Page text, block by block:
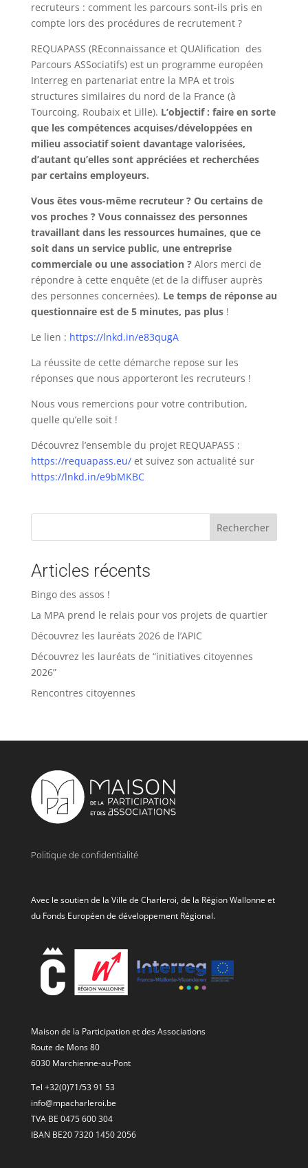
recruteurs : comment les parcours sont-ils pris en
compte lors des procédures de recrutement ?
REQUAPASS (REconnaissance et QUAlification des
Parcours ASSociatifs) est un programme européen
Interreg en partenariat entre la MPA et trois
structures similaires du nord de la France (à
Tourcoing, Roubaix et Lille). L’objectif : faire en sorte
que les compétences acquises/développées en
milieu associatif soient davantage valorisées,
d’autant qu’elles sont appréciées et recherchées
par certains employeurs.
Vous êtes vous-même recruteur ? Ou certains de
vos proches ? Vous connaissez des personnes
travaillant dans les ressources humaines, que ce
soit dans un service public, une entreprise
commerciale ou une association ?Alors merci de
répondre à cette enquête (et de la diffuser auprès
des personnes concernées). Le temps de réponse au
questionnaire est de 5 minutes, pas plus!
Le lien : https://lnkd.in/e83qugA
La réussite de cette démarche repose sur les
réponses que nous apporteront les recruteurs !
Nous vous remercions pour votre contribution,
quelle qu’elle soit !
Découvrez l’ensemble du projet REQUAPASS :
https://requapass.eu/et suivez son actualité sur
https://lnkd.in/e9bMKBC
Rechercher
Articles récents
Bingo des assos !
La MPA prend le relais pour vos projets de quartier
Découvrez les lauréats 2026 de l’APIC
Découvrez les lauréats de “initiatives citoyennes
2026”
Rencontres citoyennes
Politique de confidentialité
Avec le soutien de la Ville de Charleroi, de la Région Wallonne et
du Fonds Européen de développement Régional.
Maison de la Participation et des Associations
Route de Mons 80
6030 Marchienne-au-Pont
Tel +32(0)71/53 91 53
info@mpacharleroi.be
TVA BE 0475 600 304
IBAN BE20 7320 1450 2056